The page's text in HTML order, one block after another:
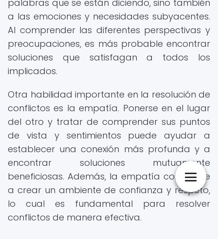
palabras que se están diciendo, sino también
a las emociones y necesidades subyacentes.
Al comprender las diferentes perspectivas y
preocupaciones, es más probable encontrar
soluciones que satisfagan a todos los
implicados.
Otra habilidad importante en la resolución de
conflictos es la empatía. Ponerse en el lugar
del otro y tratar de comprender sus puntos
de vista y sentimientos puede ayudar a
establecer una conexión más profunda y a
encontrar soluciones mutuamente
beneficiosas. Además, la empatía contribuye
a crear un ambiente de confianza y respeto,
lo cual es fundamental para resolver
conflictos de manera efectiva.